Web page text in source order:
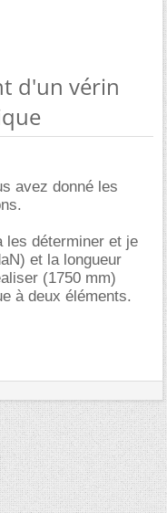
d'un vérin
avez donné les
les déterminer et je
et la longueur
(1750 mm)
à deux éléments.